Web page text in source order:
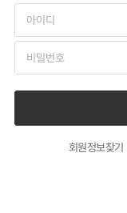
회원정보찾기